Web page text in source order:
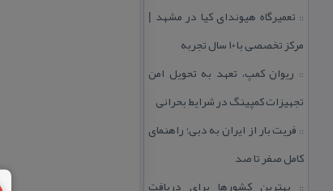
:: تعمیرگاه هیوندای كیا در مشهد |
مركز تخصصی با ۱۰ سال تجربه
:: ریوان كمپ، تعهد به تحویل امن
تجهیزات كمپینگ در شرایط بحرانی
:: فریت بار از ایران به دبی؛ راهنمای
كامل صفر تا صد
:: بهترین كشورها برای دریافت